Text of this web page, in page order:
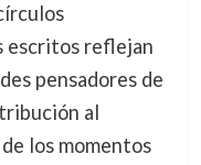
escritos reflejan
pensadores de
al
los momentos